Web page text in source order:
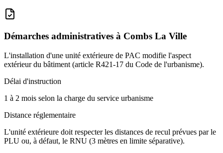
Démarches administratives à Combs La Ville
L'installation d'une unité extérieure de PAC modifie l'aspect
extérieur du bâtiment (article R421-17 du Code de l'urbanisme).
Délai d'instruction
1 à 2 mois selon la charge du service urbanisme
Distance réglementaire
L'unité extérieure doit respecter les distances de recul prévues par le
PLU ou, à défaut, le RNU (3 mètres en limite séparative).